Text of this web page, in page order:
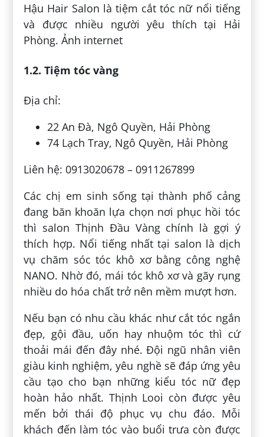
Hậu Hair Salon là tiệm cắt tóc nữ nổi tiếng
và được nhiều người yêu thích tại Hải
Phòng. Ảnh internet
1.2. Tiệm tóc vàng
Địa chỉ:
22 An Đà, Ngô Quyền, Hải Phòng
74 Lạch Tray, Ngô Quyền, Hải Phòng
Liên hệ: 0913020678 – 0911267899
Các chị em sinh sống tại thành phố cảng
đang băn khoăn lựa chọn nơi phục hồi tóc
thì salon Thịnh Đầu Vàng chính là gợi ý
thích hợp. Nổi tiếng nhất tại salon là dịch
vụ chăm sóc tóc khô xơ bằng công nghệ
NANO. Nhờ đó, mái tóc khô xơ và gãy rụng
nhiều do hóa chất trở nên mềm mượt hơn.
Nếu bạn có nhu cầu khác như cắt tóc ngắn
đẹp, gội đầu, uốn hay nhuộm tóc thì cứ
thoải mái đến đây nhé. Đội ngũ nhân viên
giàu kinh nghiệm, yêu nghề sẽ đáp ứng yêu
cầu tạo cho bạn những kiểu tóc nữ đẹp
hoàn hảo nhất. Thịnh Looi còn được yêu
mến bởi thái độ phục vụ chu đáo. Mỗi
khách đến làm tóc vào buổi trưa còn được